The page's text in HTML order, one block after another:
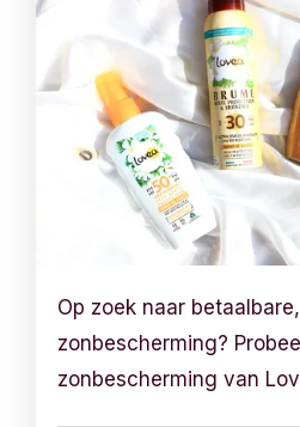
Op zoek naar
zonbescherming?
zonbescherming van